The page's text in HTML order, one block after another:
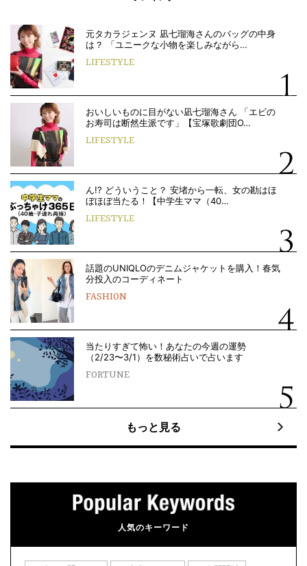
元タカラジェンヌ 凪七瑠海さんのバッグの中身
は？ 「ユニークな小物を楽しみながら…
LIFESTYLE
おいしいものに目がない凪七瑠海さん 「エビの
お寿司は断然生派です」【宝塚歌劇団O…
LIFESTYLE
ん!? どういうこと？ 安堵から一転、女の勘はほ
ぼほぼ当たる！【中学生ママ（40…
LIFESTYLE
話題のUNIQLOのデニムジャケットを購入！春気
分投入のコーディネート
FASHION
当たりすぎて怖い！あなたの今週の運勢
（2/23〜3/1）を数秘術占いで占います
FORTUNE
もっと見る
人気のキーワード